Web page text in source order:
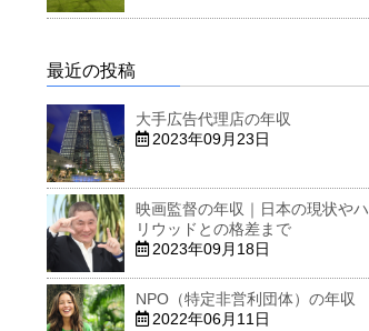
最近の投稿
大手広告代理店の年収
2023年09月23日
映画監督の年収｜日本の現状やハ
リウッドとの格差まで
2023年09月18日
NPO（特定非営利団体）の年収
2022年06月11日